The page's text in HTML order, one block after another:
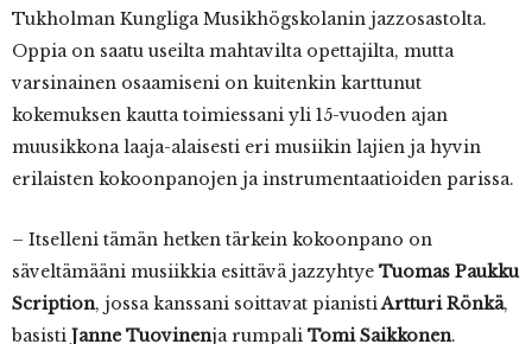
Tukholman Kungliga Musikhögskolanin jazzosastolta.
Oppia on saatu useilta mahtavilta opettajilta, mutta
varsinainen osaamiseni on kuitenkin karttunut
kokemuksen kautta toimiessani yli 15-vuoden ajan
muusikkona laaja-alaisesti eri musiikin lajien ja hyvin
erilaisten kokoonpanojen ja instrumentaatioiden parissa.
– Itselleni tämän hetken tärkein kokoonpano on
säveltämääni musiikkia esittävä jazzyhtye Tuomas Paukku
Scription, jossa kanssani soittavat pianistiArtturi Rönkä,
basisti Janne Tuovinenja rumpali Tomi Saikkonen.